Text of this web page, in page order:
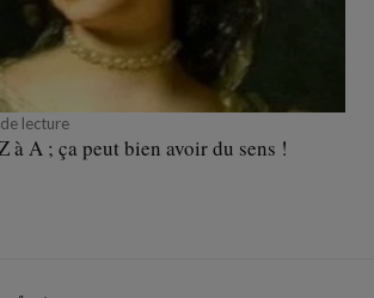
lecture
à A ; ça peut bien avoir du sens !